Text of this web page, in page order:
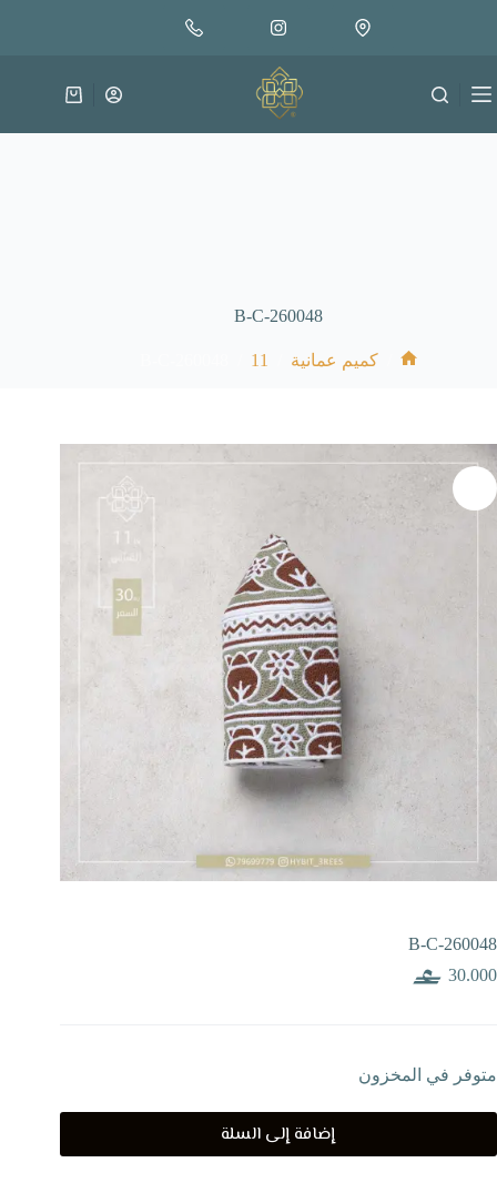
متوفر في المخزون
إضافة إلى السلة
عربة
B-C-260048
كميم عمانية 11
B-C-260048
30.000
متوفر في المخزون
إضافة إلى السلة